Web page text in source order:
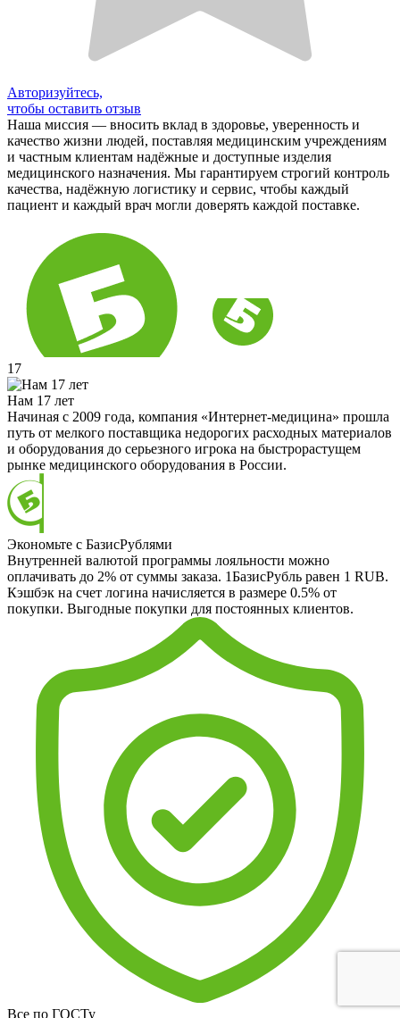
Авторизуйтесь,
чтобы оставить отзыв
Наша миссия — вносить вклад в здоровье, уверенность и
качество жизни людей, поставляя медицинским учреждениям
и частным клиентам надёжные и доступные изделия
медицинского назначения. Мы гарантируем строгий контроль
качества, надёжную логистику и сервис, чтобы каждый
пациент и каждый врач могли доверять каждой поставке.
17
Нам 17 лет
Начиная с 2009 года, компания «Интернет-медицина» прошла
путь от мелкого поставщика недорогих расходных материалов
и оборудования до серьезного игрока на быстрорастущем
рынке медицинского оборудования в России.
Экономьте с БазисРублями
Внутренней валютой программы лояльности можно
оплачивать до 2% от суммы заказа. 1БазисРубль равен 1 RUB.
Кэшбэк на счет логина начисляется в размере 0.5% от
покупки. Выгодные покупки для постоянных клиентов.
Все по ГОСТу